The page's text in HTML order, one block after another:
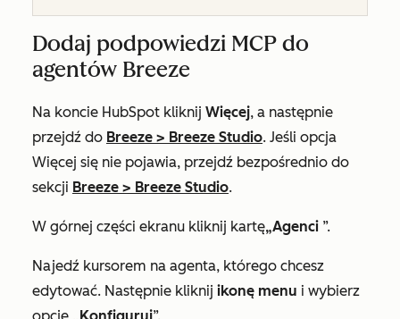
Dodaj podpowiedzi MCP do
agentów Breeze
Na koncie HubSpot kliknij Więcej, a następnie
przejdź do Breeze > Breeze Studio. Jeśli opcja
Więcej się nie pojawia, przejdź bezpośrednio do
sekcji Breeze > Breeze Studio.
W górnej części ekranu kliknij kartę„Agenci ”.
Najedź kursorem na agenta, którego chcesz
edytować. Następnie kliknij ikonę menu i wybierz